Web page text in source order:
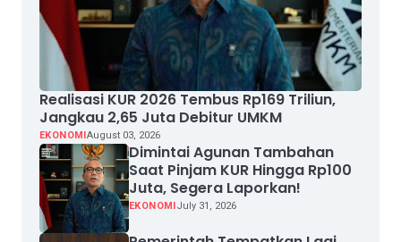
Realisasi KUR 2026 Tembus Rp169 Triliun,
Jangkau 2,65 Juta Debitur UMKM
EKONOMIAugust 03, 2026
Dimintai Agunan Tambahan
Saat Pinjam KUR Hingga Rp100
Juta, Segera Laporkan!
EKONOMIJuly 31, 2026